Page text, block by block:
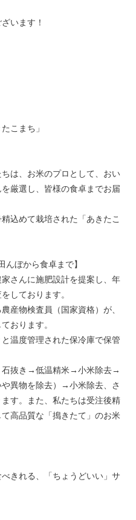
います！
こまち」
は、お米のプロとして、おい
厳選し、皆様の食卓までお届
込めて栽培された「あきたこ
んぼから食卓まで】
さんに施肥設計を提案し、年
しております。
産物検査員（国家資格）が、
おります。
温度管理された保冷庫で保管
石抜き→低温精米→小米除去→
異物を除去）→小米除去、さ
す。また、私たちは受注後精
高品質な「搗きたて」のお米
きれる、「ちょうどいい」サ